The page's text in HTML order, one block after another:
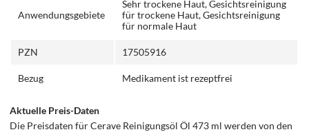
Anwendungsgebiete
Sehr trockene Haut, Gesichtsreinigung
für trockene Haut, Gesichtsreinigung
für normale Haut
PZN 17505916
Bezug Medikament ist rezeptfrei
Aktuelle Preis-Daten
Die Preisdaten für Cerave Reinigungsöl Öl 473 ml werden von den